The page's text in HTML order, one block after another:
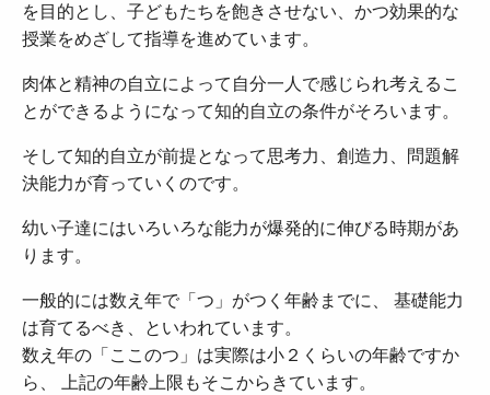
を目的とし、子どもたちを飽きさせない、かつ効果的な
授業をめざして指導を進めています。
肉体と精神の自立によって自分一人で感じられ考えるこ
とができるようになって知的自立の条件がそろいます。
そして知的自立が前提となって思考力、創造力、問題解
決能力が育っていくのです。
幼い子達にはいろいろな能力が爆発的に伸びる時期があ
ります。
一般的には数え年で「つ」がつく年齢までに、 基礎能力
は育てるべき、といわれています。
数え年の「ここのつ」は実際は小２くらいの年齢ですか
ら、 上記の年齢上限もそこからきています。